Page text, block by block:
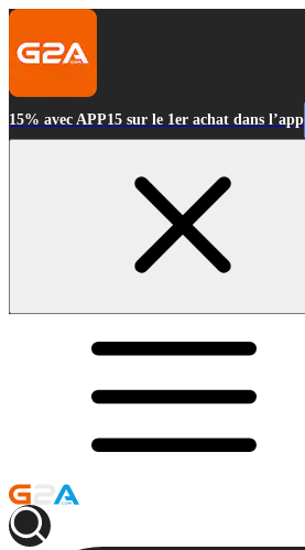
15% avec APP15 sur le 1er achat dans l’app